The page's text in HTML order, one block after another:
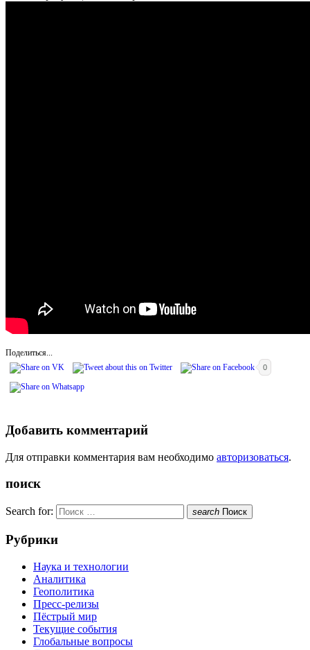
Поделиться...
0
Добавить комментарий
Для отправки комментария вам необходимо авторизоваться.
поиск
Search for: search Поиск
Рубрики
Наука и технологии
Аналитика
Геополитика
Пресс-релизы
Пёстрый мир
Текущие события
Глобальные вопросы